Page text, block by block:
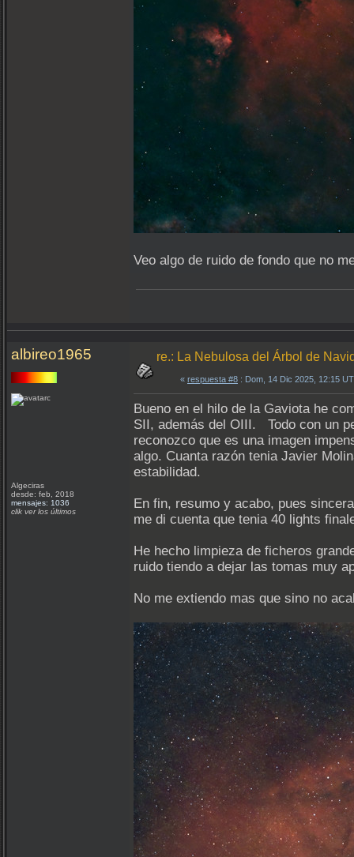
Veo algo de ruido de fondo que no
albireo1965
Algeciras
desde: feb, 2018
mensajes: 1036
clik ver los últimos
re.: La Nebulosa del Árbol de
« respuesta #8 : Dom, 14 Dic 2025, 12:15
Bueno en el hilo de la Gaviota he
SII, además del OIII. Todo con un
reconozco que es una imagen
algo. Cuanta razón tenia Javier
estabilidad.
En fin, resumo y acabo, pues
me di cuenta que tenia 40 lights
He hecho limpieza de ficheros
ruido tiendo a dejar las tomas muy
No me extiendo mas que sino no